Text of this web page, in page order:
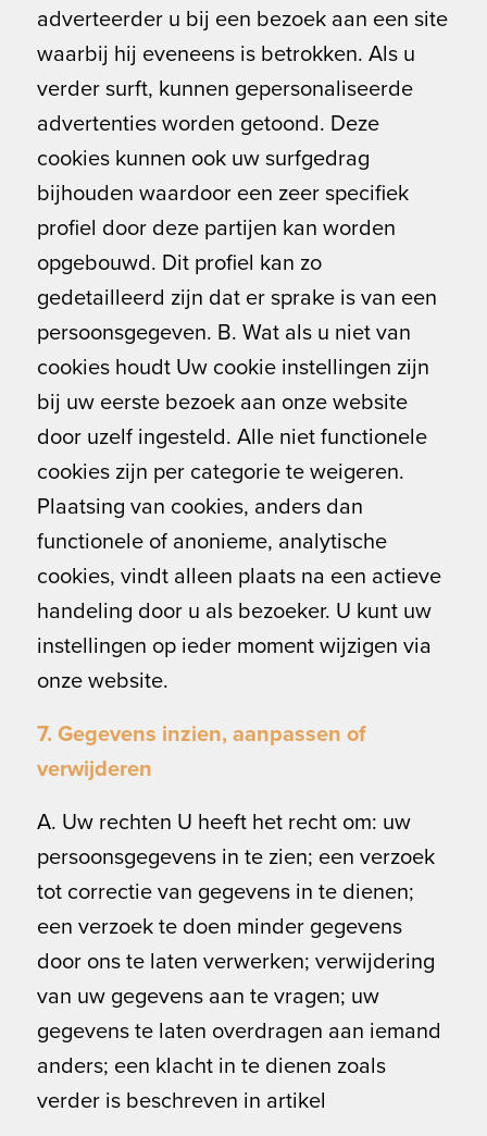
adverteerder u bij een bezoek aan een site
waarbij hij eveneens is betrokken. Als u
verder surft, kunnen gepersonaliseerde
advertenties worden getoond. Deze
cookies kunnen ook uw surfgedrag
bijhouden waardoor een zeer specifiek
profiel door deze partijen kan worden
opgebouwd. Dit profiel kan zo
gedetailleerd zijn dat er sprake is van een
persoonsgegeven. B. Wat als u niet van
cookies houdt Uw cookie instellingen zijn
bij uw eerste bezoek aan onze website
door uzelf ingesteld. Alle niet functionele
cookies zijn per categorie te weigeren.
Plaatsing van cookies, anders dan
functionele of anonieme, analytische
cookies, vindt alleen plaats na een actieve
handeling door u als bezoeker. U kunt uw
instellingen op ieder moment wijzigen via
onze website.
7. Gegevens inzien, aanpassen of
verwijderen
A. Uw rechten U heeft het recht om: uw
persoonsgegevens in te zien; een verzoek
tot correctie van gegevens in te dienen;
een verzoek te doen minder gegevens
door ons te laten verwerken; verwijdering
van uw gegevens aan te vragen; uw
gegevens te laten overdragen aan iemand
anders; een klacht in te dienen zoals
verder is beschreven in artikel